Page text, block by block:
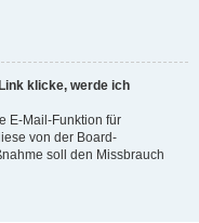
klicke, werde ich
E-Mail-Funktion für
von der Board-
soll den Missbrauch